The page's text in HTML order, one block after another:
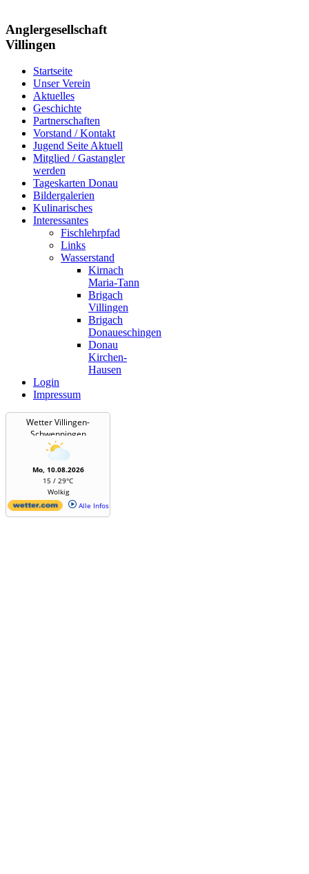
Anglergesellschaft
Villingen
Startseite
Unser Verein
Aktuelles
Geschichte
Partnerschaften
Vorstand / Kontakt
Jugend Seite Aktuell
Mitglied / Gastangler
werden
Tageskarten Donau
Bildergalerien
Kulinarisches
Interessantes
Fischlehrpfad
Links
Wasserstand
Kirnach
Maria-Tann
Brigach
Villingen
Brigach
Donaueschingen
Donau
Kirchen-
Hausen
Login
Impressum
Wetter Villingen-
Schwenningen
Mo, 10.08.2026
15 / 29°C
Wolkig
Alle Infos